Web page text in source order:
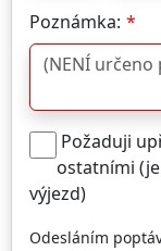
Poznámka:
Požaduji
ostatními
výjezd)
Odesláním